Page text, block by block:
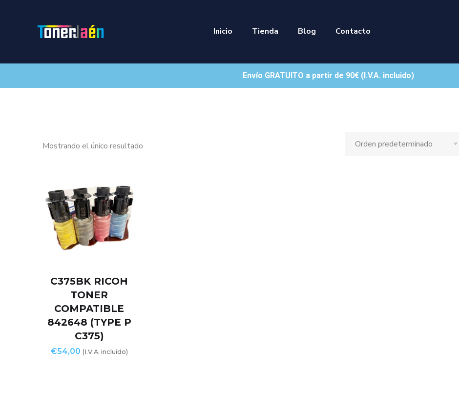
Inicio Tienda Blog Contacto
Envío GRATUITO a partir de 90€ (I.V.A. incluido)
Mostrando el único resultado
C375BK RICOH
TONER
COMPATIBLE
842648 (TYPE P
C375)
€54,00 (I.V.A. incluido)